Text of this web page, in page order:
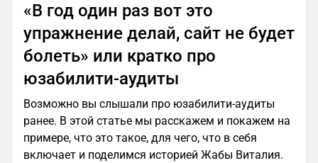
«В год один раз вот это
упражнение делай, сайт не будет
болеть» или кратко про
юзабилити-аудиты
Возможно вы слышали про юзабилити-аудиты
ранее. В этой статье мы расскажем и покажем на
примере, что это такое, для чего, что в себя
включает и поделимся историей Жабы Виталия.